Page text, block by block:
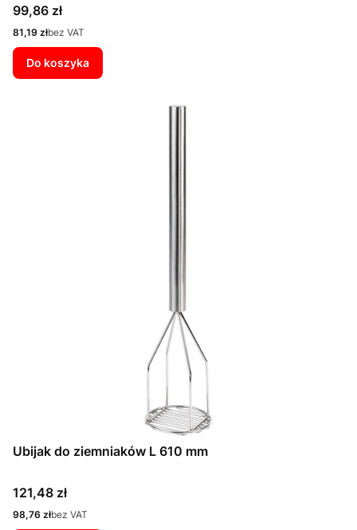
Cena
99,86 zł
Cena
81,19 złbez VAT
Do koszyka
Ubijak do ziemniaków L 610 mm
Cena
121,48 zł
Cena
98,76 złbez VAT